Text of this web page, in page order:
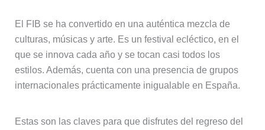
El FIB se ha convertido en una auténtica mezcla de
culturas, músicas y arte. Es un festival ecléctico, en el
que se innova cada año y se tocan casi todos los
estilos. Además, cuenta con una presencia de grupos
internacionales prácticamente inigualable en España.
Estas son las claves para que disfrutes del regreso del